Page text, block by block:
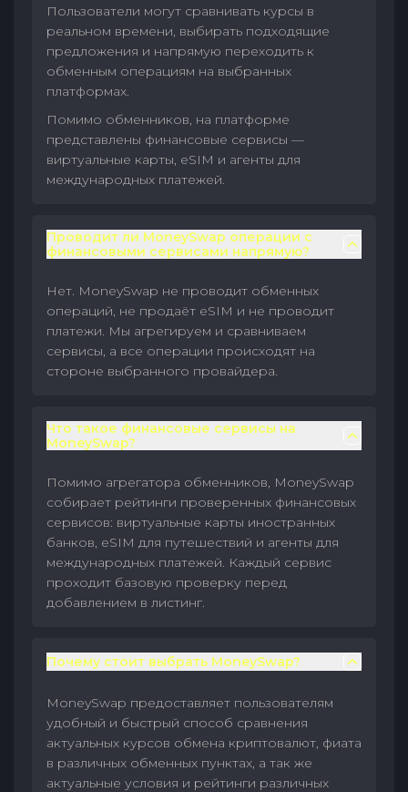
Пользователи могут сравнивать курсы в
реальном времени, выбирать подходящие
предложения и напрямую переходить к
обменным операциям на выбранных
платформах.
Помимо обменников, на платформе
представлены финансовые сервисы —
виртуальные карты, eSIM и агенты для
международных платежей.
Проводит ли MoneySwap операции с
финансовыми сервисами напрямую?
Нет. MoneySwap не проводит обменных
операций, не продаёт eSIM и не проводит
платежи. Мы агрегируем и сравниваем
сервисы, а все операции происходят на
стороне выбранного провайдера.
Что такое финансовые сервисы на
MoneySwap?
Помимо агрегатора обменников, MoneySwap
собирает рейтинги проверенных финансовых
сервисов: виртуальные карты иностранных
банков, eSIM для путешествий и агенты для
международных платежей. Каждый сервис
проходит базовую проверку перед
добавлением в листинг.
Почему стоит выбрать MoneySwap?
MoneySwap предоставляет пользователям
удобный и быстрый способ сравнения
актуальных курсов обмена криптовалют, фиата
в различных обменных пунктах, а так же
актуальные условия и рейтинги различных